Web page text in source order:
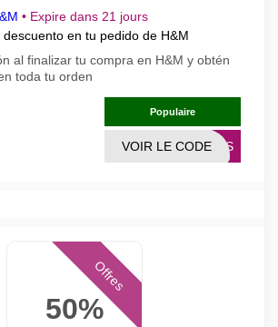
• Expire dans 21 jours
en tu pedido de H&M
al finalizar tu compra en H&M y obtén
toda tu orden
Populaire
ESBS
VOIR LE CODE
50%
Offres